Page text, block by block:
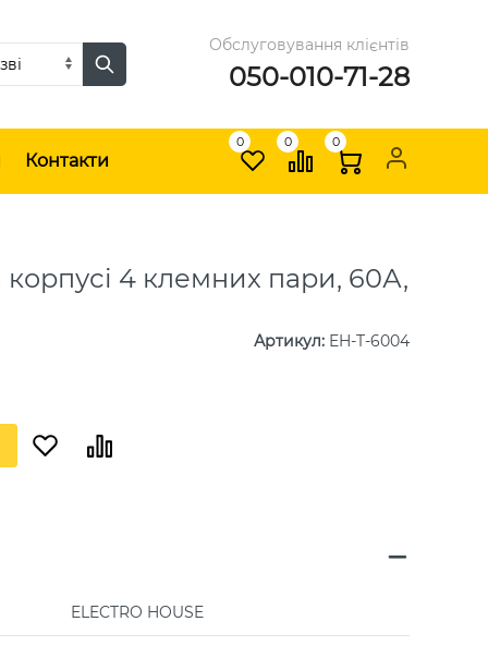
Обслуговування клієнтів
050-010-71-28
Контакти
0 0 0
4 клемних пари, 60А,
Артикул: EH-T-6004
ELECTRO HOUSE